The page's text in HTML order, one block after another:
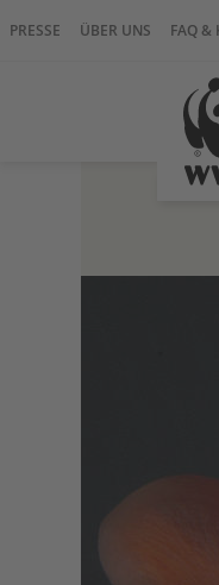
PRESSE ÜBER UNS FAQ &